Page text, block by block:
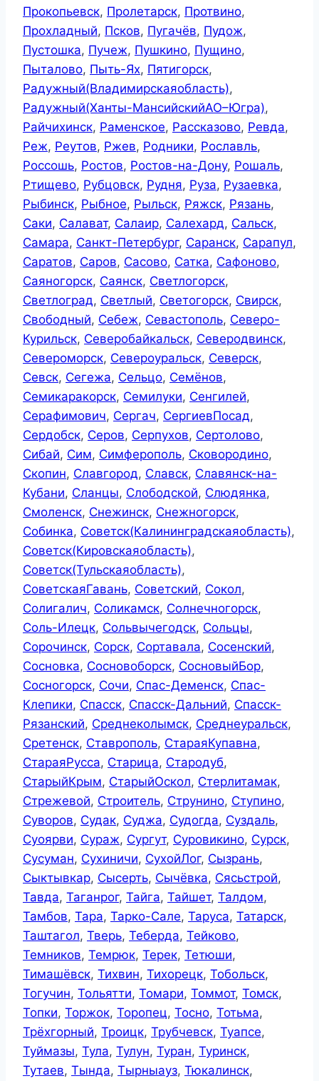
Прокопьевск, Пролетарск, Протвино,
Прохладный, Псков, Пугачёв, Пудож,
Пустошка, Пучеж, Пушкино, Пущино,
Пыталово, Пыть-Ях, Пятигорск,
Радужный(Владимирскаяобласть),
Радужный(Ханты-МансийскийАО–Югра),
Райчихинск, Раменское, Рассказово, Ревда,
Реж, Реутов, Ржев, Родники, Рославль,
Россошь, Ростов, Ростов-на-Дону, Рошаль,
Ртищево, Рубцовск, Рудня, Руза, Рузаевка,
Рыбинск, Рыбное, Рыльск, Ряжск, Рязань,
Саки, Салават, Салаир, Салехард, Сальск,
Самара, Санкт-Петербург, Саранск, Сарапул,
Саратов, Саров, Сасово, Сатка, Сафоново,
Саяногорск, Саянск, Светлогорск,
Светлоград, Светлый, Светогорск, Свирск,
Свободный, Себеж, Севастополь, Северо-
Курильск, Северобайкальск, Северодвинск,
Североморск, Североуральск, Северск,
Севск, Сегежа, Сельцо, Семёнов,
Семикаракорск, Семилуки, Сенгилей,
Серафимович, Сергач, СергиевПосад,
Сердобск, Серов, Серпухов, Сертолово,
Сибай, Сим, Симферополь, Сковородино,
Скопин, Славгород, Славск, Славянск-на-
Кубани, Сланцы, Слободской, Слюдянка,
Смоленск, Снежинск, Снежногорск,
Собинка, Советск(Калининградскаяобласть),
Советск(Кировскаяобласть),
Советск(Тульскаяобласть),
СоветскаяГавань, Советский, Сокол,
Солигалич, Соликамск, Солнечногорск,
Соль-Илецк, Сольвычегодск, Сольцы,
Сорочинск, Сорск, Сортавала, Сосенский,
Сосновка, Сосновоборск, СосновыйБор,
Сосногорск, Сочи, Спас-Деменск, Спас-
Клепики, Спасск, Спасск-Дальний, Спасск-
Рязанский, Среднеколымск, Среднеуральск,
Сретенск, Ставрополь, СтараяКупавна,
СтараяРусса, Старица, Стародуб,
СтарыйКрым, СтарыйОскол, Стерлитамак,
Стрежевой, Строитель, Струнино, Ступино,
Суворов, Судак, Суджа, Судогда, Суздаль,
Суоярви, Сураж, Сургут, Суровикино, Сурск,
Сусуман, Сухиничи, СухойЛог, Сызрань,
Сыктывкар, Сысерть, Сычёвка, Сясьстрой,
Тавда, Таганрог, Тайга, Тайшет, Талдом,
Тамбов, Тара, Тарко-Сале, Таруса, Татарск,
Таштагол, Тверь, Теберда, Тейково,
Темников, Темрюк, Терек, Тетюши,
Тимашёвск, Тихвин, Тихорецк, Тобольск,
Тогучин, Тольятти, Томари, Томмот, Томск,
Топки, Торжок, Торопец, Тосно, Тотьма,
Трёхгорный, Троицк, Трубчевск, Туапсе,
Туймазы, Тула, Тулун, Туран, Туринск,
Тутаев, Тында, Тырныауз, Тюкалинск,